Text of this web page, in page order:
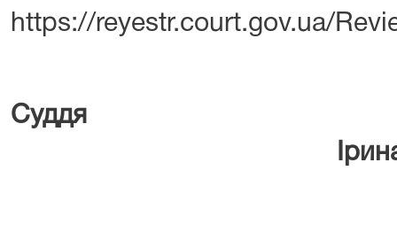
https://reyestr.court.gov.ua/
Ірина